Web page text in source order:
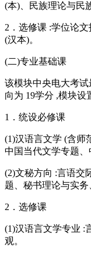
(本)、民族理论与民
2．选修课 :学位论
(汉本)。
(二)专业基础课
该模块中央电大考
向为 19学分 ,模块设
1．统设必修课
(1)汉语言文学 (含师
中国当代文学专题、
(2)文秘方向 :言语交
题、秘书理论与实务
2．选修课
(1)汉语言文学专业 :
观。